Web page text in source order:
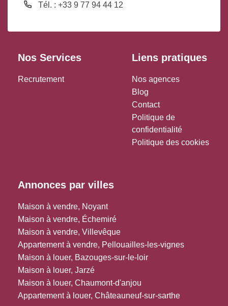
Tél. : +33 9 77 94 44 12
Nos Services
Recrutement
Liens pratiques
Nos agences
Blog
Contact
Politique de
confidentialité
Politique des cookies
Annonces par villes
Maison à vendre, Noyant
Maison à vendre, Échemiré
Maison à vendre, Villevêque
Appartement à vendre, Pellouailles-les-vignes
Maison à louer, Bazouges-sur-le-loir
Maison à louer, Jarzé
Maison à louer, Chaumont-d'anjou
Appartement à louer, Châteauneuf-sur-sarthe